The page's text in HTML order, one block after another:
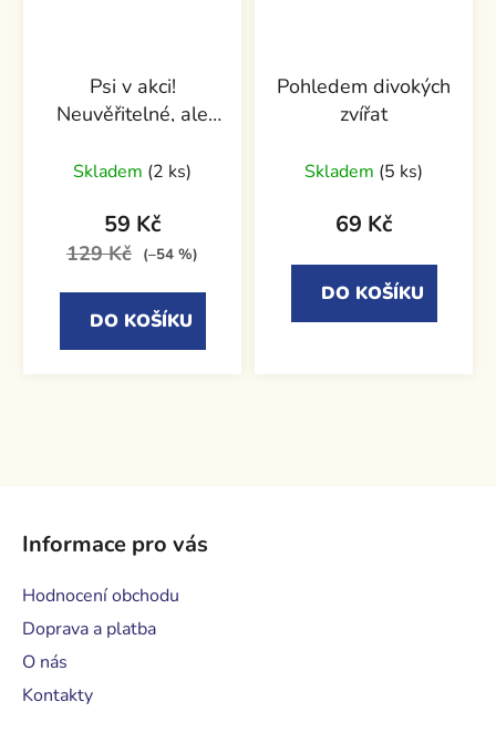
Psi v akci!
Neuvěřitelné, ale
z celého světa
Skladem (2 ks)
59 Kč
129 Kč (–54 %)
DO KOŠÍKU
Pohledem divokých
zvířat
Skladem (5 ks)
69 Kč
DO KOŠÍKU
Informace pro vás
Hodnocení obchodu
Doprava a platba
O nás
Kontakty